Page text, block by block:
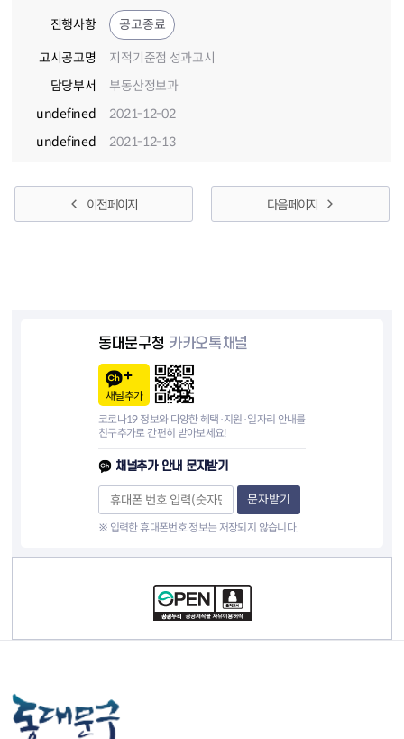
진행사항 공고종료
고시공고명
지적기준점 성과고시
담당부서
부동산정보과
undefined
2021-12-02
undefined
2021-12-13
이전 페이지 다음 페이지
동대문구청 카카오톡채널
채널추가
코로나19 정보와 다양한 혜택·지원·일자리 안내를
친구추가로 간편히 받아보세요!
채널추가 안내 문자받기
문자받기
※ 입력한 휴대폰번호 정보는 저장되지 않습니다.